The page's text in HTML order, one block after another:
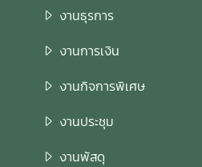
งานธุรการ
งานการเงิน
งานกิจการพิเศษ
งานประชุม
งานพัสดุ